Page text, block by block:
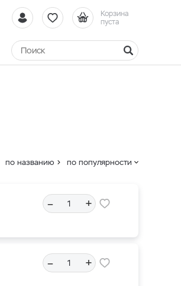
Корзина
пуста
по названию по популярности
– +
– +